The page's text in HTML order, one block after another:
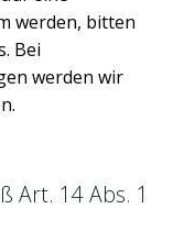
werden, bitten
Bei
werden wir
Art. 14 Abs. 1